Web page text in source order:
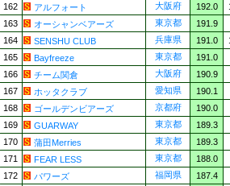
162
アルフォート 大阪府 192.0
163
オーシャンベアーズ 東京都
191.9
164
SENSHU CLUB 兵庫県 191.0
165
Bayfreeze 東京都
191.0
166
チーム関倉 大阪府
190.9
167
ホッタクラブ 愛知県
190.1
168
ゴールデンビアーズ 京都府
190.0
169
GUARWAY 東京都
189.3
170
蒲田Merries 東京都
189.3
171
FEAR LESS 東京都
188.0
172
パワーズ 福岡県
187.4